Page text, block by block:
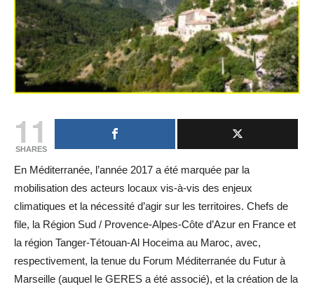
11
SHARES
En Méditerranée, l’année 2017 a été marquée par la
mobilisation des acteurs locaux vis-à-vis des enjeux
climatiques et la nécessité d’agir sur les territoires. Chefs de
file, la Région Sud / Provence-Alpes-Côte d’Azur en France et
la région Tanger-Tétouan-Al Hoceima au Maroc, avec,
respectivement, la tenue du Forum Méditerranée du Futur à
Marseille (auquel le GERES a été associé), et la création de la